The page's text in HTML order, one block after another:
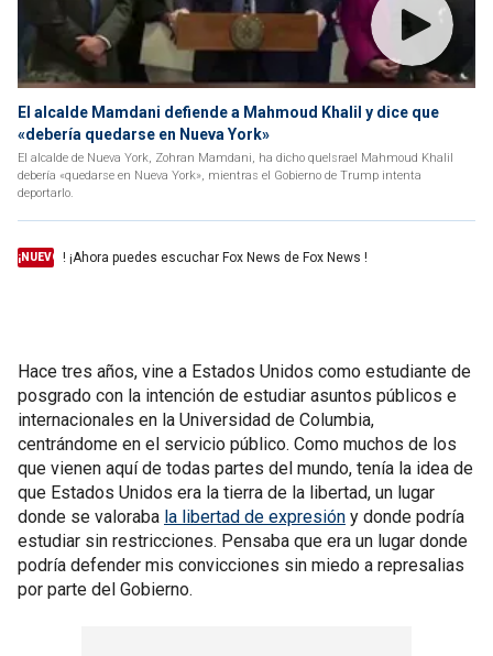
El alcalde Mamdani defiende a Mahmoud Khalil y dice que
«debería quedarse en Nueva York»
El alcalde de Nueva York, Zohran Mamdani, ha dicho queIsrael Mahmoud Khalil
debería «quedarse en Nueva York», mientras el Gobierno de Trump intenta
deportarlo.
¡NUEVO ! ¡Ahora puedes escuchar Fox News de Fox News !
Hace tres años, vine a Estados Unidos como estudiante de
posgrado con la intención de estudiar asuntos públicos e
internacionales en la Universidad de Columbia,
centrándome en el servicio público. Como muchos de los
que vienen aquí de todas partes del mundo, tenía la idea de
que Estados Unidos era la tierra de la libertad, un lugar
donde se valoraba la libertad de expresión y donde podría
estudiar sin restricciones. Pensaba que era un lugar donde
podría defender mis convicciones sin miedo a represalias
por parte del Gobierno.